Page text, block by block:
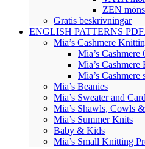
ZEN
Gratis beskrivningar
ENGLISH PATTERNS PDF.
Mia’s Cashmere
Mia’s Cashmere
Mia’s
Mia’s Cashmere
Mia’s Beanies
Mia’s Sweater and
Mia’s Shawls, Cowls
Mia’s Summer Knits
Baby & Kids
Mia’s Small Knitting